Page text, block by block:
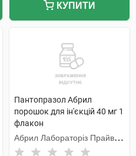
КУПИТИ
Пантопразол Абрил
порошок для ін'єкцій 40 мг 1
флакон
Абрил Лабораторіз Прайвет
Лімітед